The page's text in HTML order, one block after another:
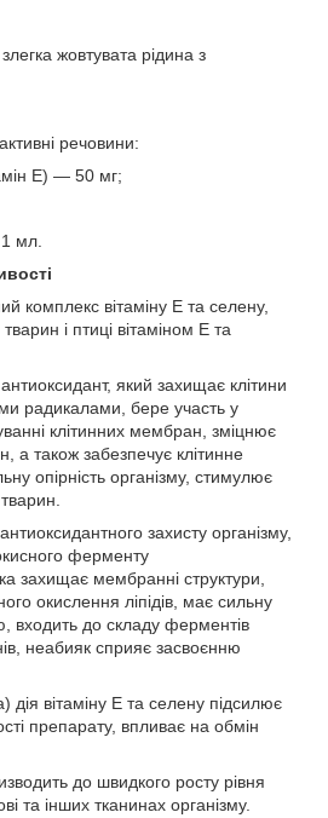
жовтувата рідина з
речовини:
Е) — 50 мг;
мл.
комплекс вітаміну Е та селену,
і птиці вітаміном Е та
який захищає клітини
радикалами, бере участь у
клітинних мембран, зміцнює
а також забезпечує клітинне
опірність організму, стимулює
захисту організму,
ферменту
захищає мембранні структури,
окислення ліпідів, має сильну
входить до складу ферментів
неабияк сприяє засвоєнню
дія вітаміну Е та селену підсилює
препарату, впливає на обмін
до швидкого росту рівня
та інших тканинах організму.